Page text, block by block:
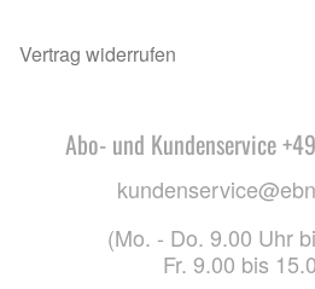
Vertrag widerrufen
Abo- und Kundenservice
(Mo. - Do. 9.00 Uhr
Fr. 9.00 bis